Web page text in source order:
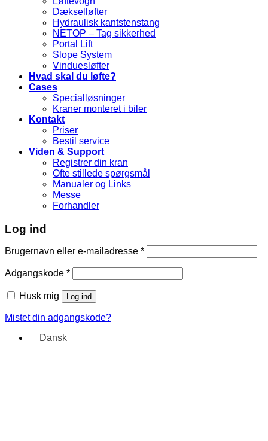
Dækselløfter
Hydraulisk kantstenstang
NETOP – Tag sikkerhed
Portal Lift
Slope System
Vinduesløfter
Hvad skal du løfte?
Cases
Specialløsninger
Kraner monteret i biler
Kontakt
Priser
Bestil service
Viden & Support
Registrer din kran
Ofte stillede spørgsmål
Manualer og Links
Messe
Forhandler
Log ind
Brugernavn eller e-mailadresse *
Adgangskode *
Husk mig Log ind
Mistet din adgangskode?
Dansk